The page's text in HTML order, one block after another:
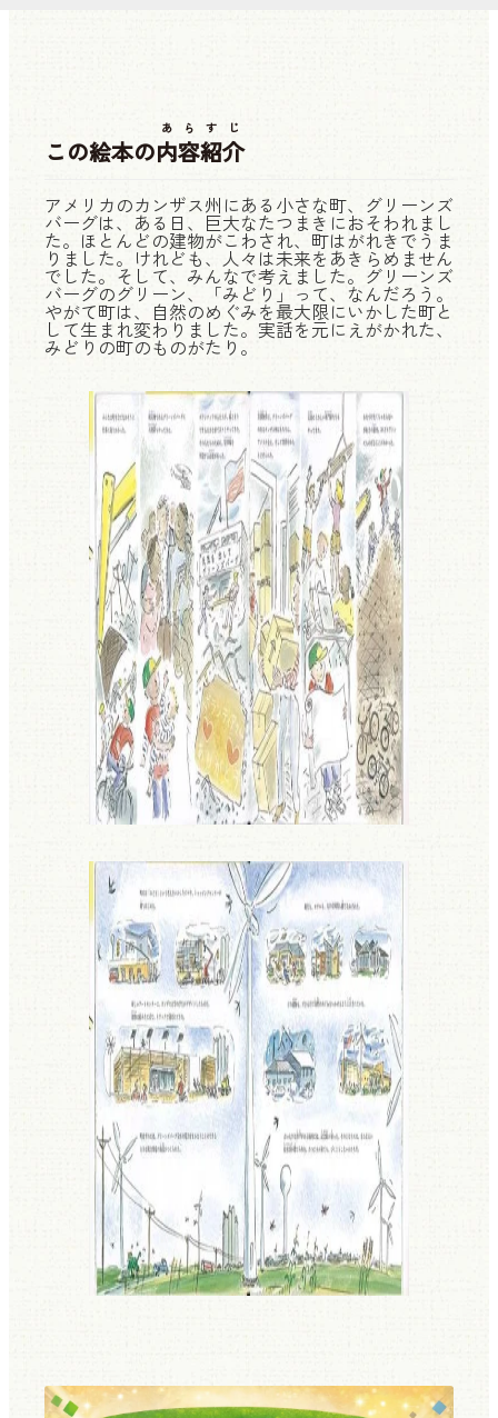
この絵本の内容紹介
あらすじ
アメリカのカンザス州にある小さな町、グリーンズ
バーグは、ある日、巨大なたつまきにおそわれまし
た。ほとんどの建物がこわされ、町はがれきでうま
りました。けれども、人々は未来をあきらめません
でした。そして、みんなで考えました。グリーンズ
バーグのグリーン、「みどり」って、なんだろう。
やがて町は、自然のめぐみを最大限にいかした町と
して生まれ変わりました。実話を元にえがかれた、
みどりの町のものがたり。